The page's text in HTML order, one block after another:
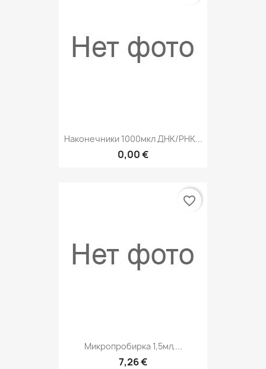
Наконечники 1000мкл ДНК/РНК...
0,00 €
Микропробирка 1,5мл,...
7,26 €
favorite_border